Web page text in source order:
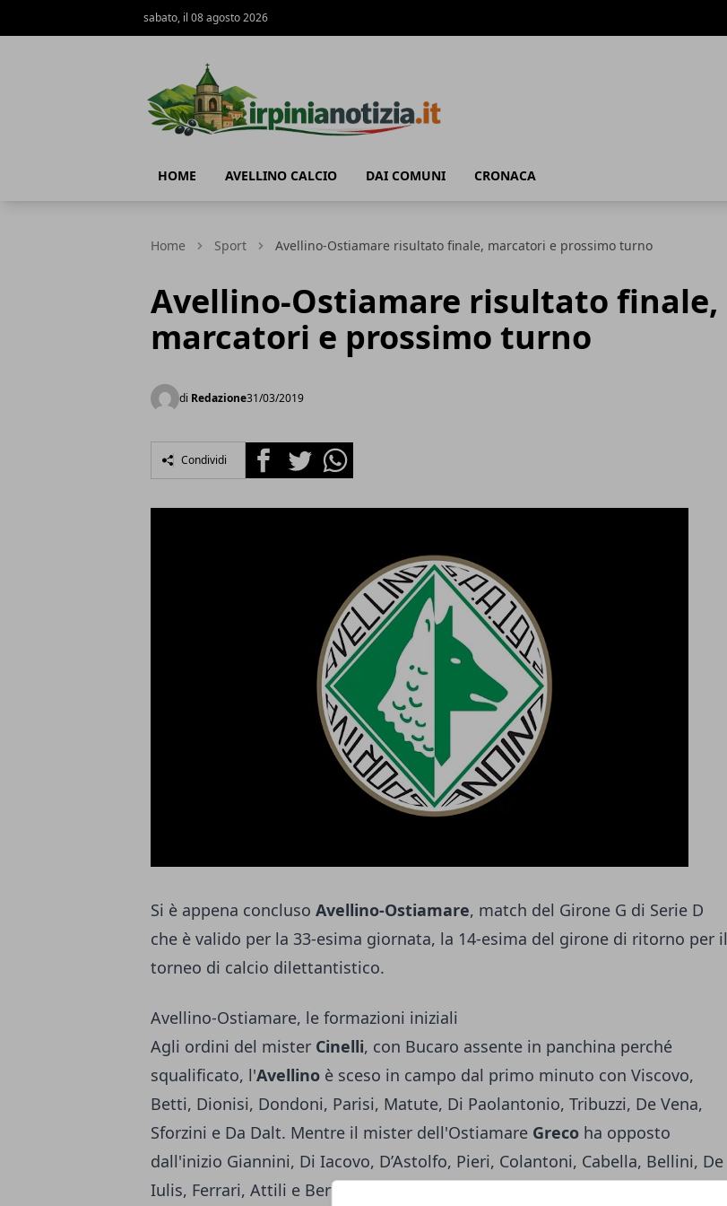
sabato, il 08 agosto 2026
HOME AVELLINO CALCIO DAI COMUNI CRONACA
Home Sport Avellino-Ostiamare risultato finale, marcatori e prossimo turno
Avellino-Ostiamare risultato finale,
marcatori e prossimo turno
di Redazione31/03/2019
Condividi FacebookTwitterWhatsapp
Si è appena concluso Avellino-Ostiamare, match del Girone G di Serie D
che è valido per la 33-esima giornata, la 14-esima del girone di ritorno per il
torneo di calcio dilettantistico.
Avellino-Ostiamare, le formazioni iniziali
Agli ordini del mister Cinelli, con Bucaro assente in panchina perché
squalificato, l'Avellino è sceso in campo dal primo minuto con Viscovo,
Betti, Dionisi, Dondoni, Parisi, Matute, Di Paolantonio, Tribuzzi, De Vena,
Sforzini e Da Dalt. Mentre il mister dell'Ostiamare Greco ha opposto
dall'inizio Giannini, Di Iacovo, D’Astolfo, Pieri, Colantoni, Cabella, Bellini, De
Iulis, Ferrari, Attili e Bertodi.